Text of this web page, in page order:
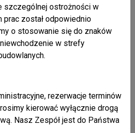
I. NP na remeselné
priestorov II. NP s cieľom
pre jednotlivé oblasti tradičnej
jednotkou s cieľom
plne automatizovanej kupoly
s cieľom celoročného
szczególnej ostrożności w
prac został odpowiednio
o stosowanie się do znaków
w strefy
rezerwacje terminów
kierować wyłącznie drogą
Nasz Zespół jest do Państwa